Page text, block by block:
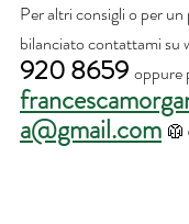
Per altri consigli o per
bilanciato contattami su
920 8659 oppure
a@gmail.com